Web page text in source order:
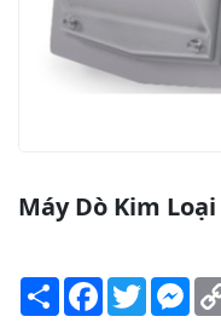
Máy Dò Kim
Share Facebook
Twitter